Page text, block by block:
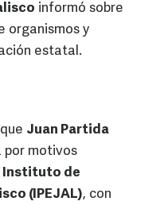
informó sobre
organismos y
estatal.
Juan Partida
por motivos
Instituto de
(IPEJAL), con